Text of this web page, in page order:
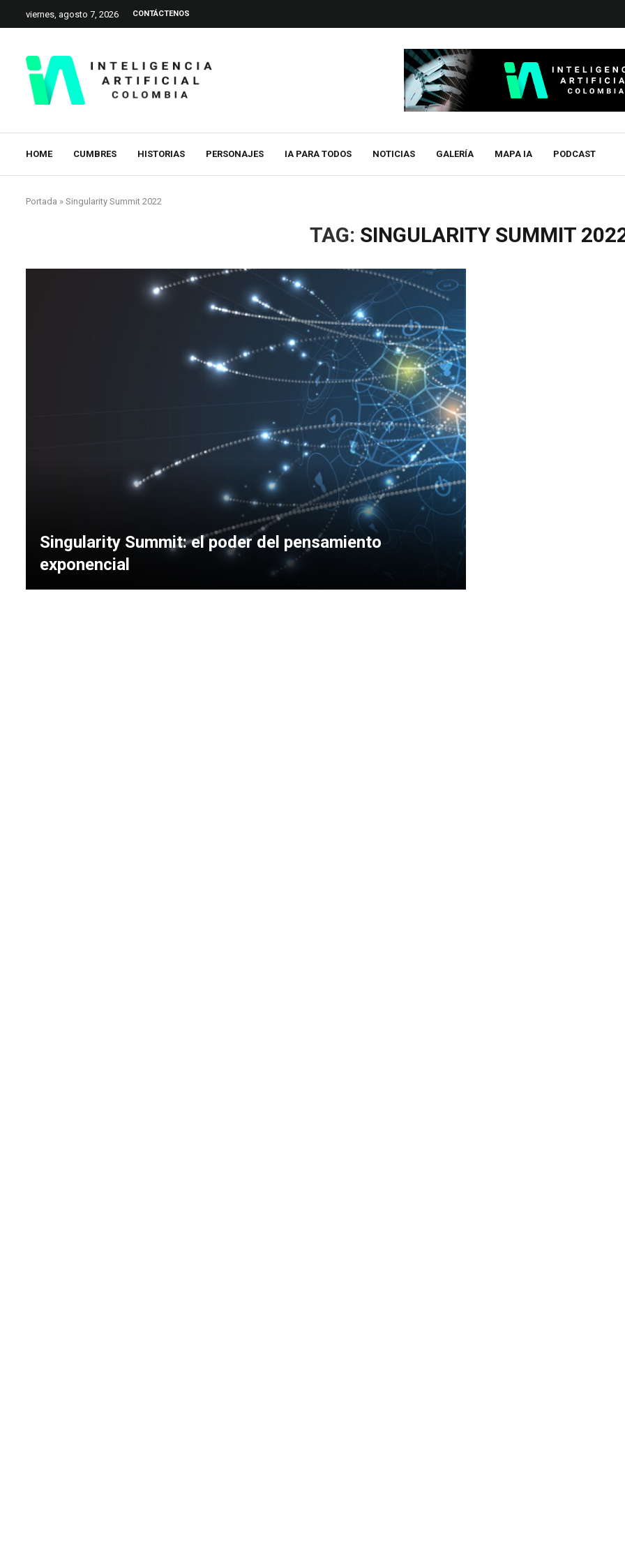
viernes, agosto 7, 2026 CONTÁCTENOS
HOME CUMBRES HISTORIAS PERSONAJES IA PARA TODOS NOTICIAS GALERÍA MAPA IA PODCAST
Portada » Singularity Summit 2022
TAG: SINGULARITY SUMMIT
Singularity Summit: el poder del pensamiento
exponencial